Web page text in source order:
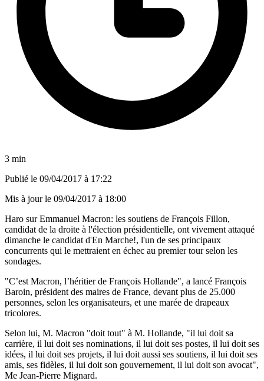
3 min
Publié le 09/04/2017 à 17:22
Mis à jour le 09/04/2017 à 18:00
Haro sur Emmanuel Macron: les soutiens de François Fillon,
candidat de la droite à l'élection présidentielle, ont vivement attaqué
dimanche le candidat d'En Marche!, l'un de ses principaux
concurrents qui le mettraient en échec au premier tour selon les
sondages.
"C’est Macron, l’héritier de François Hollande", a lancé François
Baroin, président des maires de France, devant plus de 25.000
personnes, selon les organisateurs, et une marée de drapeaux
tricolores.
Selon lui, M. Macron "doit tout" à M. Hollande, "il lui doit sa
carrière, il lui doit ses nominations, il lui doit ses postes, il lui doit ses
idées, il lui doit ses projets, il lui doit aussi ses soutiens, il lui doit ses
amis, ses fidèles, il lui doit son gouvernement, il lui doit son avocat",
Me Jean-Pierre Mignard.